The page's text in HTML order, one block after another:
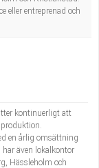
eller entreprenad och
kontinuerligt att
en årlig omsättning
även lokalkontor
Hässleholm och